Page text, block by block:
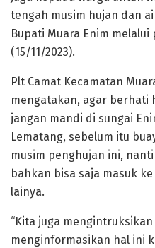
tengah musim hujan dan
Bupati Muara Enim melalui
(15/11/2023).
Plt Camat Kecamatan
mengatakan, agar berhati
jangan mandi di sungai
Lematang, sebelum itu
musim penghujan ini,
bahkan bisa saja masuk
lainya.
“Kita juga
menginformasikan hal ini